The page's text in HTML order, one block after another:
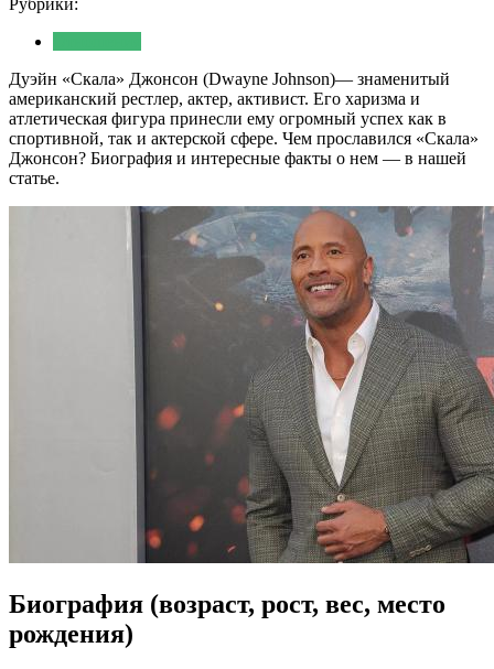
Дуэйн «Скала» Джонсон (Dwayne Johnson)— знаменитый
американский рестлер, актер, активист. Его харизма и
атлетическая фигура принесли ему огромный успех как в
спортивной, так и актерской сфере. Чем прославился «Скала»
Джонсон? Биография и интересные факты о нем — в нашей
статье.
Биография (возраст, рост, вес, место
рождения)